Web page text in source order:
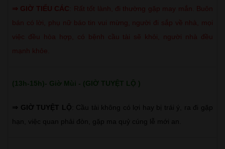
⇒ GIỜ TIỂU CÁC
Rất tốt lành, đi thường gặp may mắn. Buôn
bán có lời, phụ nữ báo tin vui mừng, người đi sắp về nhà, mọi
việc đều hòa hợp, có bệnh cầu tài sẽ khỏi, người nhà đều
mạnh khỏe.
(13h-15h)- Giờ Mùi - (GIỜ TUYỆT LỘ )
⇒ GIỜ TUYỆT LỘ : Cầu tài không có lợi hay bị trái ý, ra đi gặp
hạn, việc quan phải đòn, gặp ma quỷ cúng lễ mới an.